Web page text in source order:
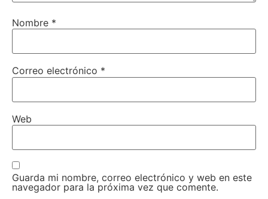
Nombre *
Correo electrónico *
Web
Guarda mi nombre, correo electrónico y web en este
navegador para la próxima vez que comente.